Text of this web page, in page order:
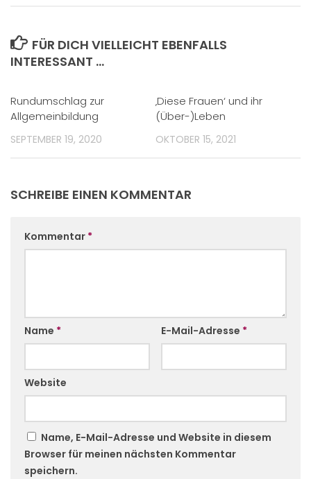
FÜR DICH VIELLEICHT EBENFALLS
INTERESSANT …
Rundumschlag zur
Allgemeinbildung
SEPTEMBER 19, 2020
‚Diese Frauen‘ und ihr
(Über-)Leben
OKTOBER 15, 2021
SCHREIBE EINEN KOMMENTAR
Kommentar *
Name * E-Mail-Adresse *
Website
Name, E-Mail-Adresse und Website in diesem
Browser für meinen nächsten Kommentar
speichern.